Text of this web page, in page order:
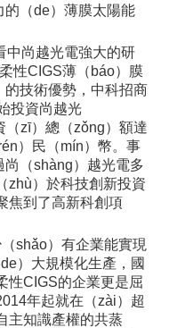
的（de）薄膜太陽能
中尚越光電強大的研
性CIGS薄（báo）膜
技術優勢，中科招商
投資尚越光
（zī）總（zǒng）額達
）民（mín）幣。事
（shàng）越光電多
zhù）於科技創新投資
焦到了高新科創項
shǎo）有企業能實現
）大規模化生產，國
性CIGS的企業更是屈
年起就在（zài）超
主知識產權的共蒸